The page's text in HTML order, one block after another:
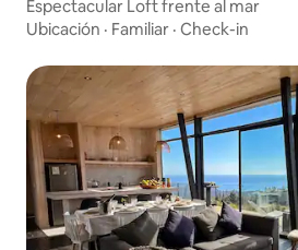
Espectacular Loft frente al mar
Ubicación · Familiar · Check-in